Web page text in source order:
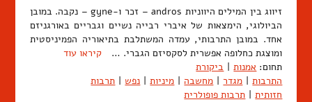
זיווג בין המילים היווניות andros – זכר ו-gyne – נקבה. במובן
הביולוגי, הימצאות של איברי רבייה נשיים וגבריים באורגניזם
אחד. במובן התרבותי, עמדה המשתלבת בתיאוריה הפמיניסטית
ומוצגת כחלופה אפשרית לסקסיזם הגברי. … קיראו עוד
תחום: אמנות | ביקורת
התרבות | מגדר | מחשבה | מיניות | נפש | תרבות
חזותית | תרבות פופולרית